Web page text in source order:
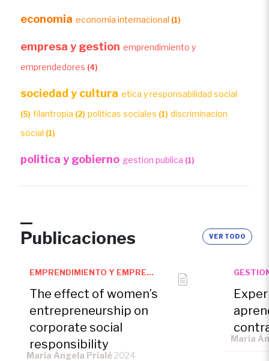
economia economia internacional (1)
empresa y gestion emprendimiento y
emprendedores (4)
sociedad y cultura etica y responsabilidad social
(5) filantropia (2) politicas sociales (1) discriminacion
social (1)
politica y gobierno gestion publica (1)
Publicaciones VER TODO
EMPRENDIMIENTO Y EMPRENDEDORES
The effect of women’s
entrepreneurship on
corporate social
responsibility
María Ángela Prialé2024
María